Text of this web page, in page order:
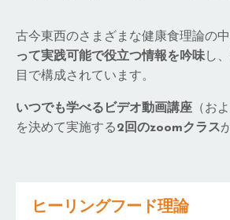
古今東西のさまざまな健康食理論の中
って実践可能で役立つ情報を吟味し
目で構成されています。
いつでも学べるビデオ動画講座 （お
を決めて実施する2回のzoomクラス
ヒーリングフード理論